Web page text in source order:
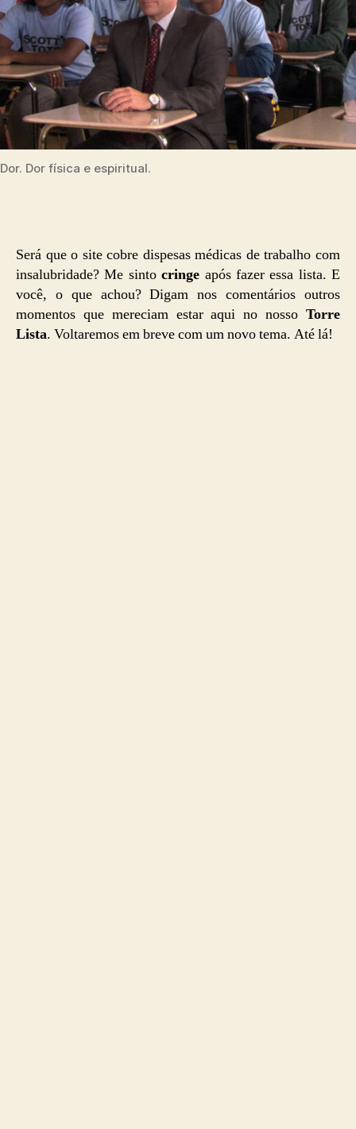
Dor. Dor física e espiritual.
Será que o site cobre dispesas médicas de trabalho com
insalubridade? Me sintocringe após fazer essa lista. E
você, o que achou? Digam nos comentários outros
momentos que mereciam estar aqui no nosso Torre
Lista. Voltaremos em breve com um novo tema. Até lá!